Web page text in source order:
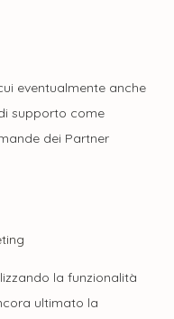
eventualmente anche
supporto come
dei Partner
la funzionalità
ultimato la